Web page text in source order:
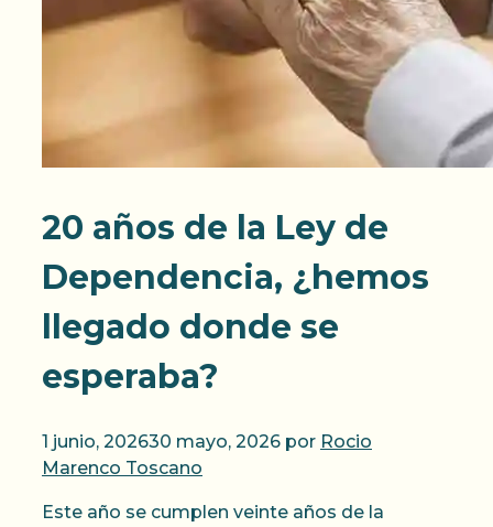
20 años de la Ley de
Dependencia, ¿hemos
llegado donde se
esperaba?
1 junio, 202630 mayo, 2026 por Rocio
Marenco Toscano
Este año se cumplen veinte años de la